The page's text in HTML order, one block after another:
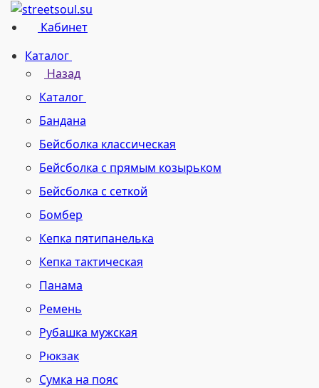
Кабинет
Каталог
Назад
Каталог
Бандана
Бейсболка классическая
Бейсболка с прямым козырьком
Бейсболка с сеткой
Бомбер
Кепка пятипанелька
Кепка тактическая
Панама
Ремень
Рубашка мужская
Рюкзак
Сумка на пояс